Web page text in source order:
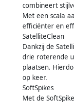
combineert
Met een scala
efficiënter en
SatelliteClean
Dankzij de
drie roterende
plaatsen.
op keer.
SoftSpikes
Met de